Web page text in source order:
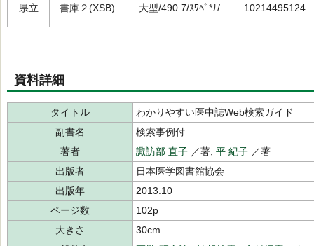
県立 書庫２(XSB) 大型/490.7/ｽﾜﾍﾞ*ﾅ/ 10214495124
資料詳細
タイトル
わかりやすい医中誌Web検索ガイド
副書名
検索事例付
著者
諏訪部 直子 ／著, 平 紀子 ／著
出版者
日本医学図書館協会
出版年
2013.10
ページ数
102p
大きさ
30cm